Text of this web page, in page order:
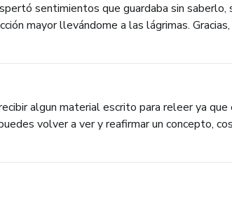
sentimientos que guardaba sin saberlo,
mayor llevándome a las lágrimas. Gracias,
algun material escrito para releer ya
volver a ver y reafirmar un concepto,